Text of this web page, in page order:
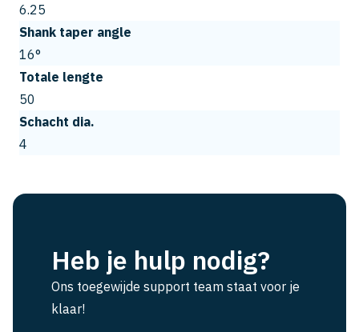
6.25
Shank taper angle
16°
Totale lengte
50
Schacht dia.
4
Heb je hulp nodig?
Ons toegewijde support team staat voor je
klaar!